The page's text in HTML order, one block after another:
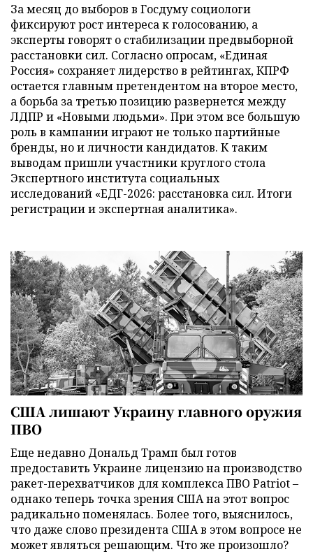
За месяц до выборов в Госдуму социологи
фиксируют рост интереса к голосованию, а
эксперты говорят о стабилизации предвыборной
расстановки сил. Согласно опросам, «Единая
Россия» сохраняет лидерство в рейтингах, КПРФ
остается главным претендентом на второе место,
а борьба за третью позицию развернется между
ЛДПР и «Новыми людьми». При этом все большую
роль в кампании играют не только партийные
бренды, но и личности кандидатов. К таким
выводам пришли участники круглого стола
Экспертного института социальных
исследований «ЕДГ-2026: расстановка сил. Итоги
регистрации и экспертная аналитика».
США лишают Украину главного оружия
ПВО
Еще недавно Дональд Трамп был готов
предоставить Украине лицензию на производство
ракет-перехватчиков для комплекса ПВО Patriot –
однако теперь точка зрения США на этот вопрос
радикально поменялась. Более того, выяснилось,
что даже слово президента США в этом вопросе не
может являться решающим. Что же произошло?